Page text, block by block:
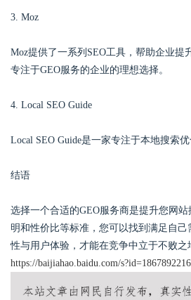
3. Moz
Moz提供了一系列SEO工具，帮助企业
专注于GEO服务的企业的理想选择。
4. Local SEO Guide
Local SEO Guide是一家专注于本地搜索
结语
选择一个合适的GEO服务商是提升您网
明和性价比等标准，您可以找到满足自
性与用户体验，才能在竞争中立于不败
https://baijiahao.baidu.com/